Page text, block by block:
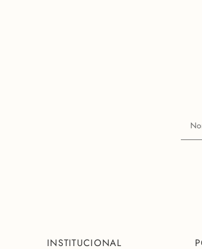
INSTITUCIONAL